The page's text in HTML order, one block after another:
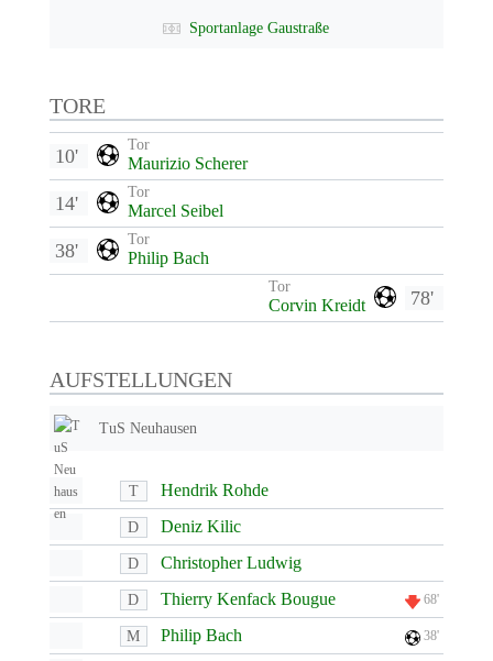
Sportanlage Gaustraße
TORE
Tor
Maurizio Scherer
10'
Tor
Marcel Seibel
14'
Tor
Philip Bach
38'
78'
Tor
Corvin Kreidt
AUFSTELLUNGEN
TuS Neuhausen
T Hendrik Rohde
D Deniz Kilic
D Christopher Ludwig
D Thierry Kenfack Bougue 68'
M Philip Bach 38'